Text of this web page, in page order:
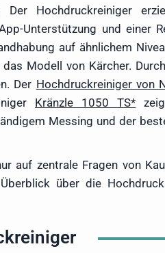
Der Hochdruckreiniger
Unterstützung und einer
auf ähnlichem
Modell von Kärcher.
Der Hochdruckreiniger von
Kränzle 1050 TS
Messing und der
auf zentrale Fragen von
über die